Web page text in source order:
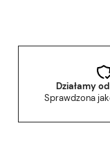
Działamy
Sprawdzona